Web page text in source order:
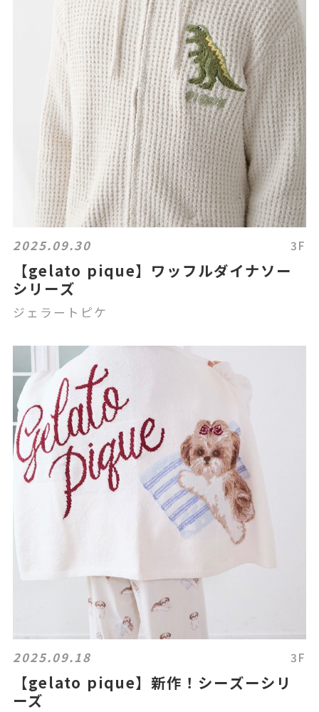
2025.09.30 3F
【gelato pique】ワッフルダイナソー
シリーズ
ジェラートピケ
2025.09.18 3F
【gelato pique】新作！シーズーシリ
ーズ